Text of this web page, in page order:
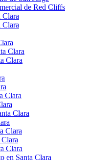
de Red Cliffs
Clara
Clara
Clara
Clara
Clara
Clara
Clara
Clara
en Santa Clara